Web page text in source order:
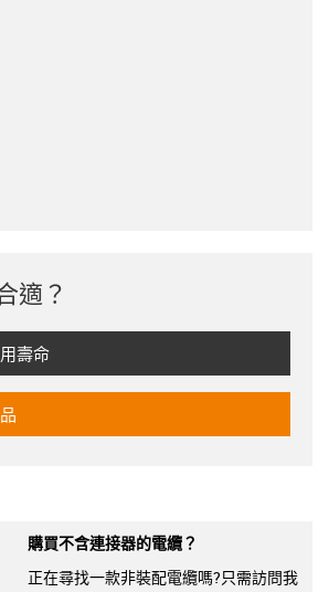
適？
壽命
購買不含連接器的電纜？
正在尋找一款非裝配電纜嗎?只需訪問我